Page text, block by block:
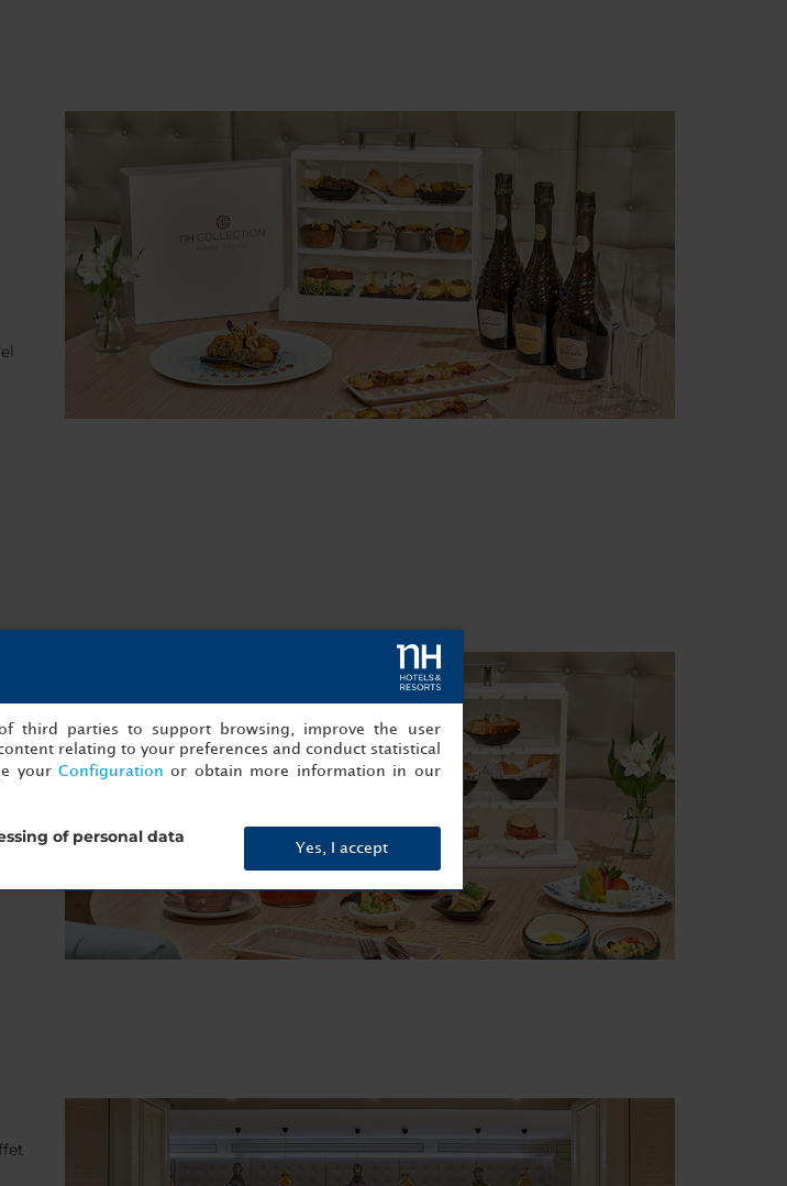
third parties to support browsing, improve the user
relating to your preferences and conduct statistical
your Configuration or obtain more information in our
of personal data
Yes, I accept